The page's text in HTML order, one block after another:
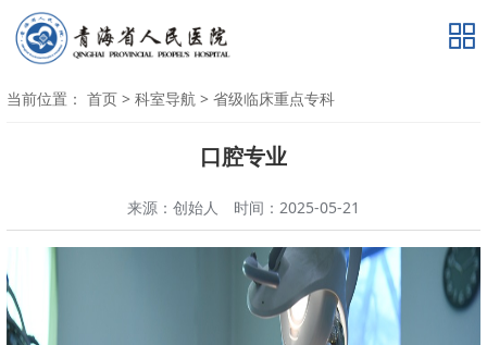
当前位置： 首页 > 科室导航 > 省级临床重点专科
口腔专业
来源：创始人 时间：2025-05-21